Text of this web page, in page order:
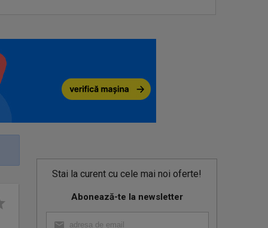
Stai la curent cu cele mai noi oferte!
Abonează-te la newsletter